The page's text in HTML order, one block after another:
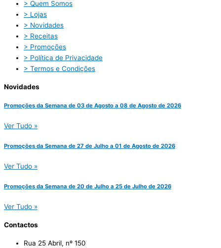
> Quem Somos
> Lojas
> Novidades
> Receitas
> Promoções
> Política de Privacidade
> Termos e Condições
Novidades
Promoções da Semana de 03 de Agosto a 08 de Agosto de 2026
Ver Tudo »
Promoções da Semana de 27 de Julho a 01 de Agosto de 2026
Ver Tudo »
Promoções da Semana de 20 de Julho a 25 de Julho de 2026
Ver Tudo »
Contactos
Rua 25 Abril, nº 150